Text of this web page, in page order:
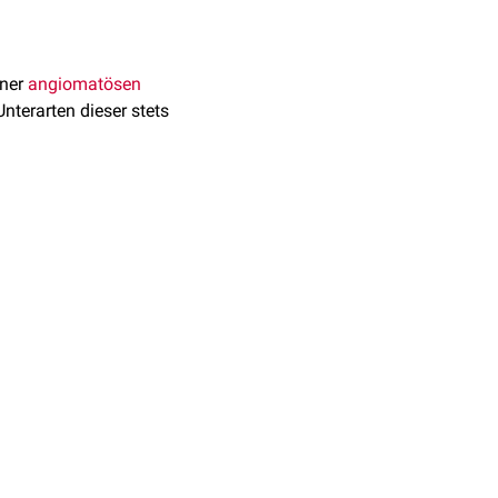
angiomatösen
dieser stets